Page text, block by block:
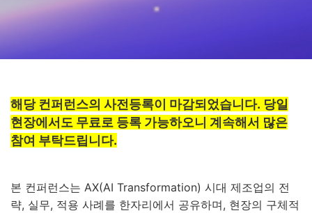
해당 컨퍼런스의 사전등록이 마감되었습니다. 당일
현장에서도 무료로 등록 가능하오니 계속해서 많은
참여 부탁드립니다.
본 컨퍼런스는 AX(AI Transformation) 시대 제조업의 전
략, 실무, 적용 사례를 한자리에서 공유하며, 현장의 구체적